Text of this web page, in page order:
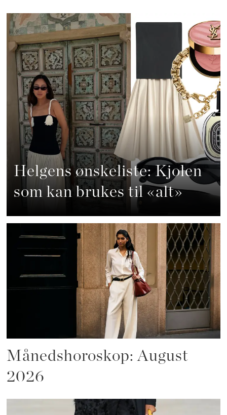
Helgens ønskeliste: Kjolen
som kan brukes til «alt»
Månedshoroskop: August
2026